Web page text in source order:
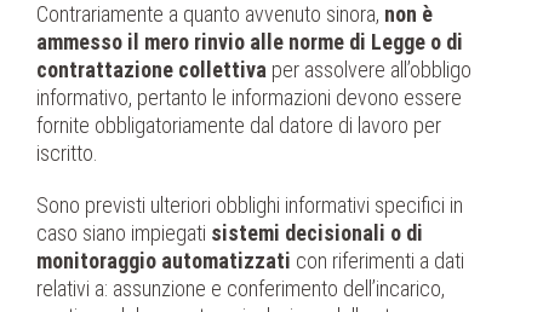
Contrariamente a quanto avvenuto sinora, non è
ammesso il mero rinvio alle norme di Legge o di
contrattazione collettiva per assolvere all’obbligo
informativo, pertanto le informazioni devono essere
fornite obbligatoriamente dal datore di lavoro per
iscritto.
Sono previsti ulteriori obblighi informativi specifici in
caso siano impiegati sistemi decisionali o di
monitoraggio automatizzati con riferimenti a dati
relativi a: assunzione e conferimento dell’incarico,